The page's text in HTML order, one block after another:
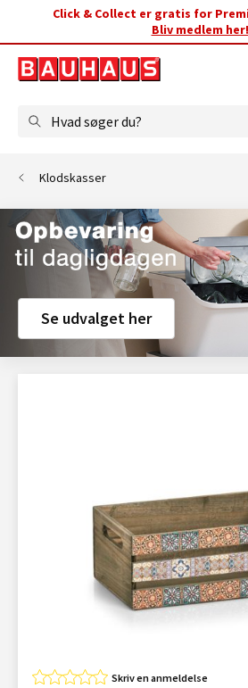
Click & Collect er gratis for
Bliv medlem her!
Hvad søger du?
Klodskasser
Se udvalget her
Skriv en anmeldelse